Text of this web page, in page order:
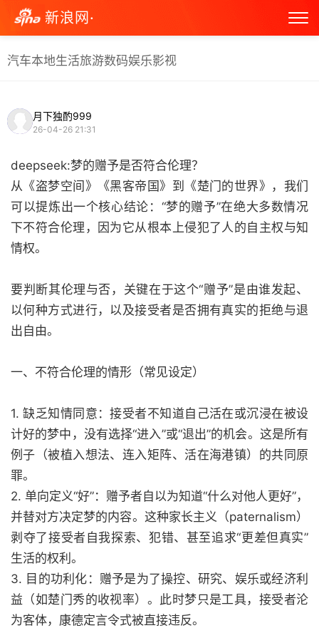
新浪网·
汽车本地生活旅游数码娱乐影视
月下独酌999
26-04-26 21:31
deepseek:梦的赠予是否符合伦理？
从《盗梦空间》《黑客帝国》到《楚门的世界》，我们
可以提炼出一个核心结论：“梦的赠予”在绝大多数情况
下不符合伦理，因为它从根本上侵犯了人的自主权与知
情权。
要判断其伦理与否，关键在于这个“赠予”是由谁发起、
以何种方式进行，以及接受者是否拥有真实的拒绝与退
出自由。
一、不符合伦理的情形（常见设定）
1. 缺乏知情同意：接受者不知道自己活在或沉浸在被设
计好的梦中，没有选择“进入”或“退出”的机会。这是所有
例子（被植入想法、连入矩阵、活在海港镇）的共同原
罪。
2. 单向定义“好”：赠予者自以为知道“什么对他人更好”，
并替对方决定梦的内容。这种家长主义（paternalism）
剥夺了接受者自我探索、犯错、甚至追求“更差但真实”
生活的权利。
3. 目的功利化：赠予是为了操控、研究、娱乐或经济利
益（如楚门秀的收视率）。此时梦只是工具，接受者沦
为客体，康德定言令式被直接违反。